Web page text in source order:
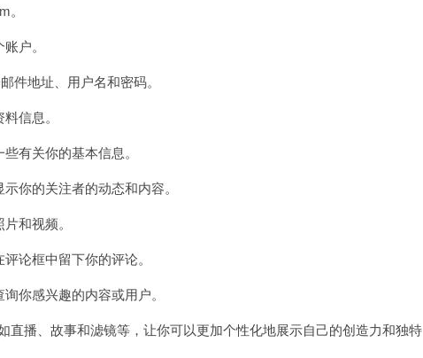
户。
地址、用户名和密码。
信息。
有关你的基本信息。
你的关注者的动态和内容。
和视频。
论框中留下你的评论。
你感兴趣的内容或用户。
播、故事和滤镜等，让你可以更加个性化地展示自己的创造力和独特